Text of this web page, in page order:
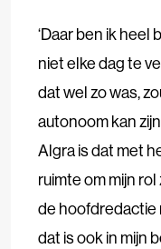
‘Daar ben ik heel
niet elke dag te
dat wel zo was,
autonoom kan
Algra is dat met
ruimte om mijn
de hoofdredactie
dat is ook in mijn